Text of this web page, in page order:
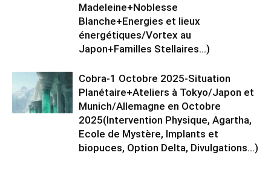
Madeleine+Noblesse
Blanche+Energies et lieux
énergétiques/Vortex au
Japon+Familles Stellaires…)
Cobra-1 Octobre 2025-Situation
Planétaire+Ateliers à Tokyo/Japon et
Munich/Allemagne en Octobre
2025(Intervention Physique, Agartha,
Ecole de Mystère, Implants et
biopuces, Option Delta, Divulgations…)